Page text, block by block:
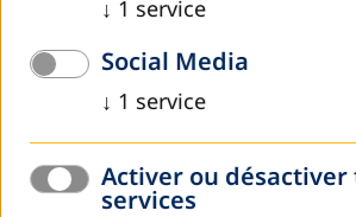
↓ 1 service
Social Media
↓ 1 service
Activer ou désactiver
services